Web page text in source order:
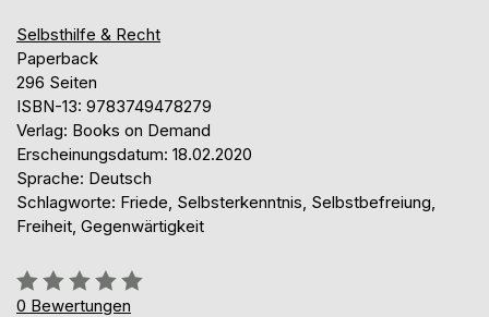
Selbsthilfe & Recht
Paperback
296 Seiten
ISBN-13: 9783749478279
Verlag: Books on Demand
Erscheinungsdatum: 18.02.2020
Sprache: Deutsch
Schlagworte: Friede, Selbsterkenntnis, Selbstbefreiung,
Freiheit, Gegenwärtigkeit
Bewertung::
0%
0 Bewertungen